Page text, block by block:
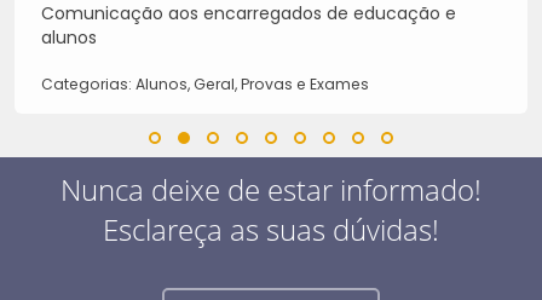
Comunicação aos encarregados de educação e
alunos
Categorias: Alunos, Geral, Provas e Exames
Nunca deixe de estar informado!
Esclareça as suas dúvidas!